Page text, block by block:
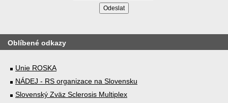
Oblíbené odkazy
Unie ROSKA
NÁDEJ - RS organizace na Slovensku
Slovenský Zväz Sclerosis Multiplex